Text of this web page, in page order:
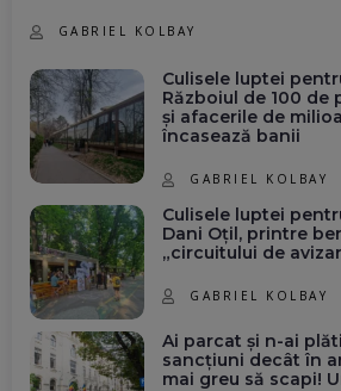
GABRIEL KOLBAY
Culisele luptei
Războiul de 100 de
și afacerile de
încasează banii
GABRIEL KOLBAY
Culisele luptei
Dani Oțil, printre
„circuitului de
GABRIEL KOLBAY
Ai parcat și n-ai
sancțiuni decât în
mai greu să scapi!